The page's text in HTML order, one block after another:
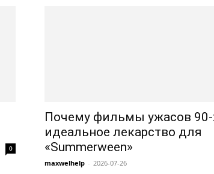
0
Почему фильмы ужасов
идеальное лекарство для
«Summerween»
maxwelhelp - 2026-07-26